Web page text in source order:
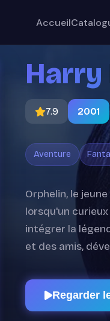
Accueil
Harry
7.9 2001
Aventure
Orphelin, le
lorsqu'un curieux
intégrer la
et des amis,
Regarder